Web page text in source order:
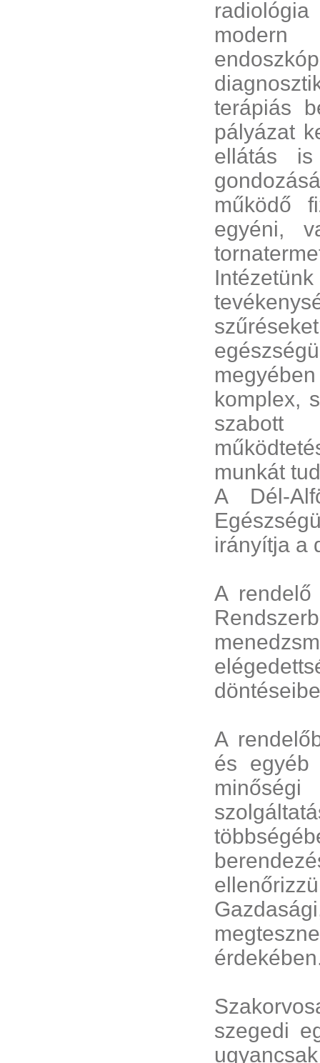
modern
terápiás
pályázat
ellátás
működő
egyéni,
komplex,
szabott
munkát
A Dél-
irányítja a
A
A
és egyéb
szegedi